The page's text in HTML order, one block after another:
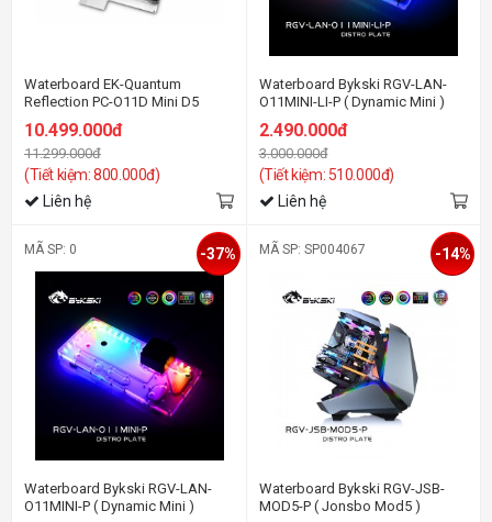
Waterboard EK-Quantum
Reflection PC-O11D Mini D5
PWM D-RGB - Plexi ( Dynamic
Mini )
10.499.000đ
11.299.000đ
(Tiết kiệm: 800.000đ)
Liên hệ
Waterboard Bykski RGV-LAN-
O11MINI-LI-P ( Dynamic Mini )
2.490.000đ
3.000.000đ
(Tiết kiệm: 510.000đ)
Liên hệ
MÃ SP: 0
Waterboard Bykski RGV-LAN-
O11MINI-P ( Dynamic Mini )
-37% MÃ SP: SP004067
Waterboard Bykski RGV-JSB-
MOD5-P ( Jonsbo Mod5 )
-14%